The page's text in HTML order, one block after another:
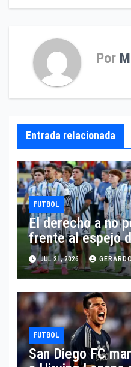
Por
Entrada relacionada
FUTBOL
El derecho a no
frente al espejo
JUL 21, 2026
FUTBOL
San Diego FC